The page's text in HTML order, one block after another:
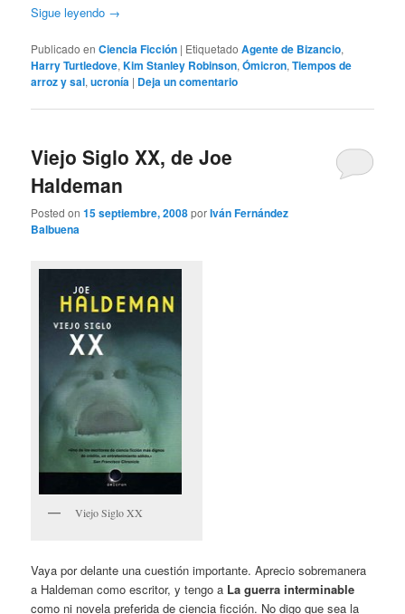
Sigue leyendo →
Publicado en Ciencia Ficción | Etiquetado Agente de Bizancio,
Harry Turtledove,Kim Stanley Robinson,Ómicron,Tiempos de
arroz y sal,ucronía | Deja un comentario
Viejo Siglo XX, de Joe
Haldeman
Posted on15 septiembre, 2008porIván Fernández
Balbuena
Viejo Siglo XX
Vaya por delante una cuestión importante. Aprecio sobremanera
a Haldeman como escritor, y tengo a La guerra interminable
como ni novela preferida de ciencia ficción. No digo que sea la